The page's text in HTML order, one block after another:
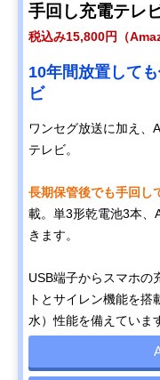
手回し充電テレ
税込み15,800円（
10年間放置して
ビ
ワンセグ放送に加え、
テレビ。
長期保管後でも手回し
載。単3形乾電池3本、
きます。
USB端子からスマホの
トとサイレン機能を
水）性能を備えていま